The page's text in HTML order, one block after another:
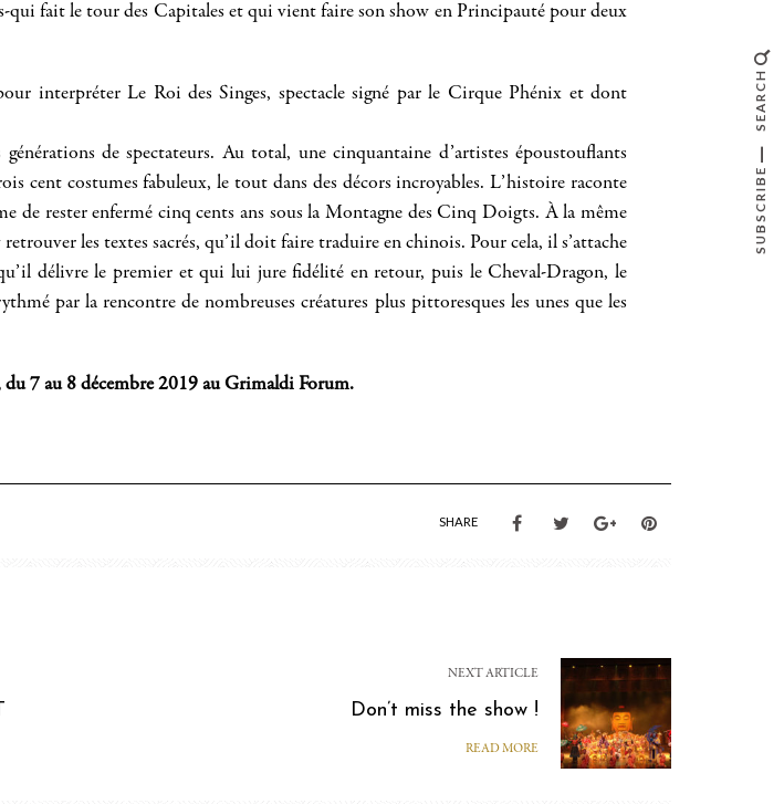
qui fait le tour des Capitales et qui vient faire son show en Principauté pour deux
interpréter Le Roi des Singes, spectacle signé par le Cirque Phénix et dont
de spectateurs. Au total, une cinquantaine d’artistes époustouflants
cent costumes fabuleux, le tout dans des décors incroyables. L’histoire raconte
de rester enfermé cinq cents ans sous la Montagne des Cinq Doigts. À la même
les textes sacrés, qu’il doit faire traduire en chinois. Pour cela, il s’attache
délivre le premier et qui lui jure fidélité en retour, puis le Cheval-Dragon, le
par la rencontre de nombreuses créatures plus pittoresques les unes que les
du 7 au 8 décembre 2019 au Grimaldi Forum.
SHARE
NEXT ARTICLE
Don’t miss the show !
READ MORE
SEARCH
SUBSCRIBE